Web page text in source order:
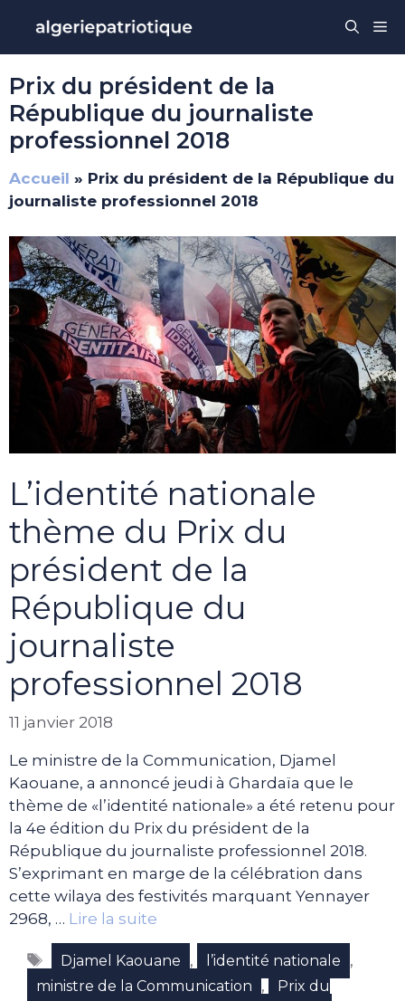
contenu
Prix du président de la
République du journaliste
professionnel 2018
Accueil » Prix du président de la République du
journaliste professionnel 2018
L’identité nationale
thème du Prix du
président de la
République du
journaliste
professionnel 2018
11 janvier 2018
Le ministre de la Communication, Djamel
Kaouane, a annoncé jeudi à Ghardaïa que le
thème de «l’identité nationale» a été retenu pour
la 4e édition du Prix du président de la
République du journaliste professionnel 2018.
S’exprimant en marge de la célébration dans
cette wilaya des festivités marquant Yennayer
2968, … Lire la suite
Étiquettes
Djamel Kaouane , l’identité nationale ,
ministre de la Communication ,
Prix du